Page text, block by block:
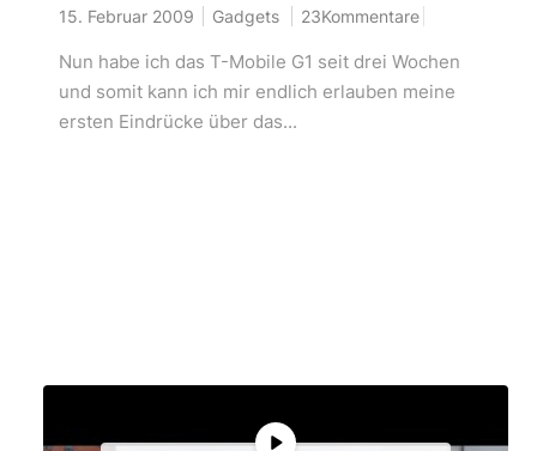
15. Februar 2009 Gadgets 23Kommentare
Nun habe ich das T-Mobile G1 seit drei Wochen
und somit kann ich mir endlich erlauben meine
ersten Eindrücke über das...